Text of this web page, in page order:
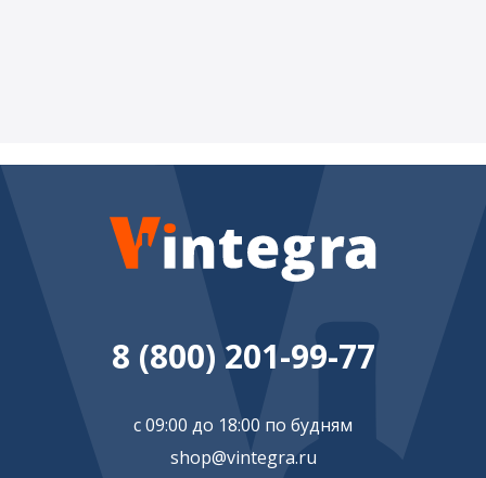
8 (800) 201-99-77
с 09:00 до 18:00 по будням
shop@vintegra.ru